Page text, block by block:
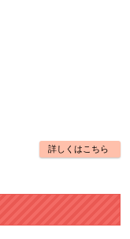
詳しくはこちら